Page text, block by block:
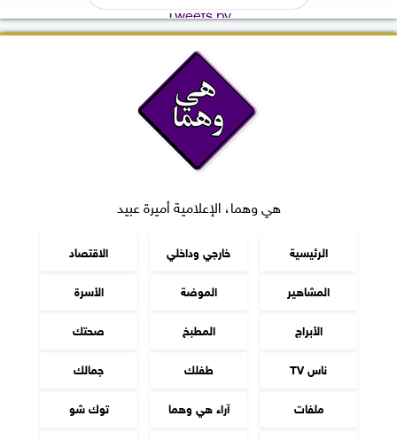
Tweets by
هي وهما، الإعلامية أميرة عبيد
الرئيسية خارجي وداخلي
الاقتصاد
المشاهير
الموضة
الأسرة
الأبراج
المطبخ
صحتك
ناس TV
طفلك
جمالك
ملفات
آراء هي وهما
توك شو